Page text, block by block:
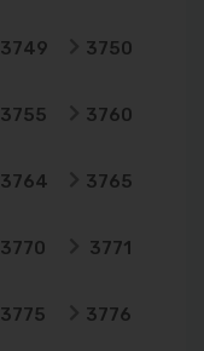
3749 3750
3755 3760
3764 3765
3770 3771
3775 3776